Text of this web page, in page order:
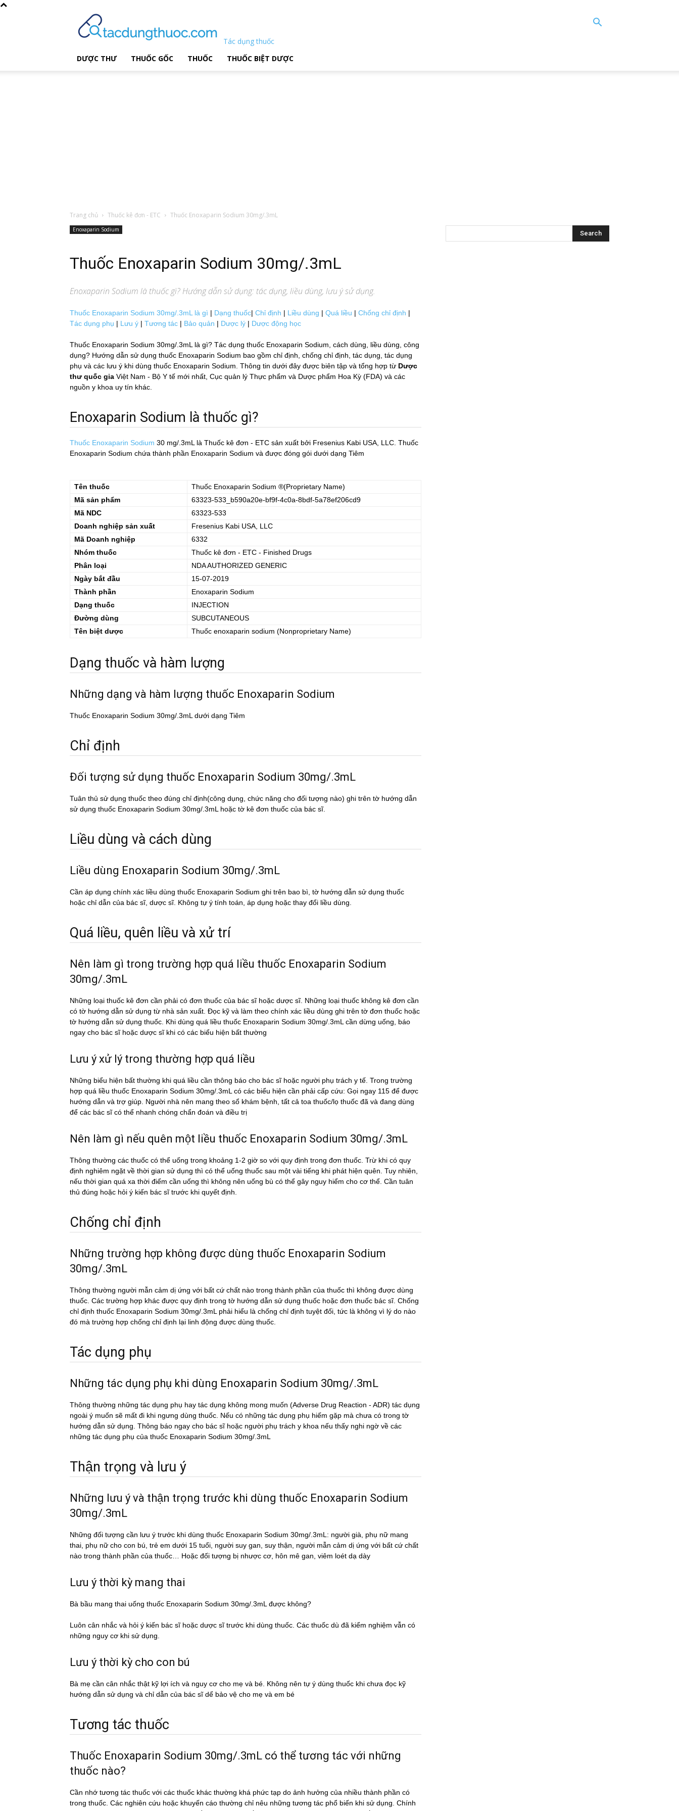
Tác dụng thuốc
DƯỢC THƯ
THUỐC GỐC THUỐC THUỐC BIỆT DƯỢC
Trang chủ Thuốc kê đơn - ETC Thuốc Enoxaparin Sodium 30mg/.3mL
Enoxaparin Sodium
Thuốc Enoxaparin Sodium 30mg/.3mL
Enoxaparin Sodium là thuốc gì? Hướng dẫn sử dụng: tác dụng, liều dùng, lưu ý sử dụng.
Thuốc Enoxaparin Sodium 30mg/.3mL là gì | Dạng thuốc| Chỉ định | Liều dùng | Quá liều | Chống chỉ định |
Tác dụng phụ | Lưu ý | Tương tác | Bảo quản | Dược lý | Dược động học
Thuốc Enoxaparin Sodium 30mg/.3mL là gì? Tác dụng thuốc Enoxaparin Sodium, cách dùng, liều dùng, công
dụng? Hướng dẫn sử dụng thuốc Enoxaparin Sodium bao gồm chỉ định, chống chỉ định, tác dụng, tác dụng
phụ và các lưu ý khi dùng thuốc Enoxaparin Sodium. Thông tin dưới đây được biên tập và tổng hợp từ Dược
thư quốc gia Việt Nam - Bộ Y tế mới nhất, Cục quản lý Thực phẩm và Dược phẩm Hoa Kỳ (FDA) và các
nguồn y khoa uy tín khác.
Enoxaparin Sodium là thuốc gì?
Thuốc Enoxaparin Sodium 30 mg/.3mL là Thuốc kê đơn - ETC sản xuất bởi Fresenius Kabi USA, LLC. Thuốc
Enoxaparin Sodium chứa thành phần Enoxaparin Sodium và được đóng gói dưới dạng Tiêm
Tên thuốc Thuốc Enoxaparin Sodium ®(Proprietary Name)
Mã sản phẩm
63323-533_b590a20e-bf9f-4c0a-8bdf-5a78ef206cd9
Mã NDC
63323-533
Doanh nghiệp sản xuất
Fresenius Kabi USA, LLC
Mã Doanh nghiệp
6332
Nhóm thuốc
Thuốc kê đơn - ETC - Finished Drugs
Phân loại
NDA AUTHORIZED GENERIC
Ngày bắt đầu
15-07-2019
Thành phần
Enoxaparin Sodium
Dạng thuốc
INJECTION
Đường dùng
SUBCUTANEOUS
Tên biệt dược
Thuốc enoxaparin sodium (Nonproprietary Name)
Dạng thuốc và hàm lượng
Những dạng và hàm lượng thuốc Enoxaparin Sodium
Thuốc Enoxaparin Sodium 30mg/.3mL dưới dạng Tiêm
Chỉ định
Đối tượng sử dụng thuốc Enoxaparin Sodium 30mg/.3mL
Tuân thủ sử dụng thuốc theo đúng chỉ định(công dụng, chức năng cho đối tượng nào) ghi trên tờ hướng dẫn
sử dụng thuốc Enoxaparin Sodium 30mg/.3mL hoặc tờ kê đơn thuốc của bác sĩ.
Liều dùng và cách dùng
Liều dùng Enoxaparin Sodium 30mg/.3mL
Cần áp dụng chính xác liều dùng thuốc Enoxaparin Sodium ghi trên bao bì, tờ hướng dẫn sử dụng thuốc
hoặc chỉ dẫn của bác sĩ, dược sĩ. Không tự ý tính toán, áp dụng hoặc thay đổi liều dùng.
Quá liều, quên liều và xử trí
Nên làm gì trong trường hợp quá liều thuốc Enoxaparin Sodium
30mg/.3mL
Những loại thuốc kê đơn cần phải có đơn thuốc của bác sĩ hoặc dược sĩ. Những loại thuốc không kê đơn cần
có tờ hướng dẫn sử dụng từ nhà sản xuất. Đọc kỹ và làm theo chính xác liều dùng ghi trên tờ đơn thuốc hoặc
tờ hướng dẫn sử dụng thuốc. Khi dùng quá liều thuốc Enoxaparin Sodium 30mg/.3mL cần dừng uống, báo
ngay cho bác sĩ hoặc dược sĩ khi có các biểu hiện bất thường
Lưu ý xử lý trong thường hợp quá liều
Những biểu hiện bất thường khi quá liều cần thông báo cho bác sĩ hoặc người phụ trách y tế. Trong trường
hợp quá liều thuốc Enoxaparin Sodium 30mg/.3mL có các biểu hiện cần phải cấp cứu: Gọi ngay 115 để được
hướng dẫn và trợ giúp. Người nhà nên mang theo sổ khám bệnh, tất cả toa thuốc/lọ thuốc đã và đang dùng
để các bác sĩ có thể nhanh chóng chẩn đoán và điều trị
Nên làm gì nếu quên một liều thuốc Enoxaparin Sodium 30mg/.3mL
Thông thường các thuốc có thể uống trong khoảng 1-2 giờ so với quy định trong đơn thuốc. Trừ khi có quy
định nghiêm ngặt về thời gian sử dụng thì có thể uống thuốc sau một vài tiếng khi phát hiện quên. Tuy nhiên,
nếu thời gian quá xa thời điểm cần uống thì không nên uống bù có thể gây nguy hiểm cho cơ thể. Cần tuân
thủ đúng hoặc hỏi ý kiến bác sĩ trước khi quyết định.
Chống chỉ định
Những trường hợp không được dùng thuốc Enoxaparin Sodium
30mg/.3mL
Thông thường người mẫn cảm dị ứng với bất cứ chất nào trong thành phần của thuốc thì không được dùng
thuốc. Các trường hợp khác được quy định trong tờ hướng dẫn sử dụng thuốc hoặc đơn thuốc bác sĩ. Chống
chỉ định thuốc Enoxaparin Sodium 30mg/.3mL phải hiểu là chống chỉ định tuyệt đối, tức là không vì lý do nào
đó mà trường hợp chống chỉ định lại linh động được dùng thuốc.
Tác dụng phụ
Những tác dụng phụ khi dùng Enoxaparin Sodium 30mg/.3mL
Thông thường những tác dụng phụ hay tác dụng không mong muốn (Adverse Drug Reaction - ADR) tác dụng
ngoài ý muốn sẽ mất đi khi ngưng dùng thuốc. Nếu có những tác dụng phụ hiếm gặp mà chưa có trong tờ
hướng dẫn sử dụng. Thông báo ngay cho bác sĩ hoặc người phụ trách y khoa nếu thấy nghi ngờ về các
những tác dụng phụ của thuốc Enoxaparin Sodium 30mg/.3mL
Thận trọng và lưu ý
Những lưu ý và thận trọng trước khi dùng thuốc Enoxaparin Sodium
30mg/.3mL
Những đối tượng cần lưu ý trước khi dùng thuốc Enoxaparin Sodium 30mg/.3mL: người già, phụ nữ mang
thai, phụ nữ cho con bú, trẻ em dưới 15 tuổi, người suy gan, suy thận, người mẫn cảm dị ứng với bất cứ chất
nào trong thành phần của thuốc… Hoặc đối tượng bị nhược cơ, hôn mê gan, viêm loét dạ dày
Lưu ý thời kỳ mang thai
Bà bầu mang thai uống thuốc Enoxaparin Sodium 30mg/.3mL được không?
Luôn cân nhắc và hỏi ý kiến bác sĩ hoặc dược sĩ trước khi dùng thuốc. Các thuốc dù đã kiểm nghiệm vẫn có
những nguy cơ khi sử dụng.
Lưu ý thời kỳ cho con bú
Bà mẹ cần cân nhắc thật kỹ lợi ích và nguy cơ cho mẹ và bé. Không nên tự ý dùng thuốc khi chưa đọc kỹ
hướng dẫn sử dụng và chỉ dẫn của bác sĩ dể bảo vệ cho mẹ và em bé
Tương tác thuốc
Thuốc Enoxaparin Sodium 30mg/.3mL có thể tương tác với những
thuốc nào?
Cần nhớ tương tác thuốc với các thuốc khác thường khá phức tạp do ảnh hưởng của nhiều thành phần có
trong thuốc. Các nghiên cứu hoặc khuyến cáo thường chỉ nêu những tương tác phổ biến khi sử dụng. Chính